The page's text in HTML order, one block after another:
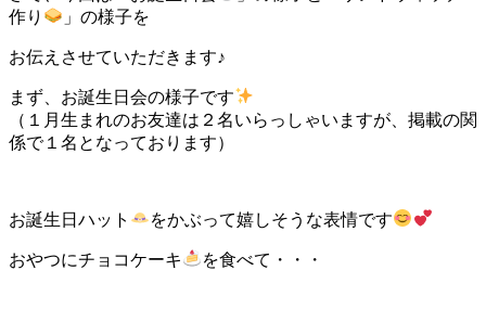
作り
」の様子を
お伝えさせていただきます♪
まず、お誕生日会の様子です
（１月生まれのお友達は２名いらっしゃいますが、掲載の関
係で１名となっております）
お誕生日ハット をかぶって嬉しそうな表情です
おやつにチョコケーキ を食べて・・・